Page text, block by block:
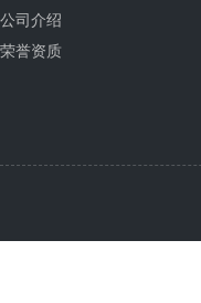
公司介绍
荣誉资质